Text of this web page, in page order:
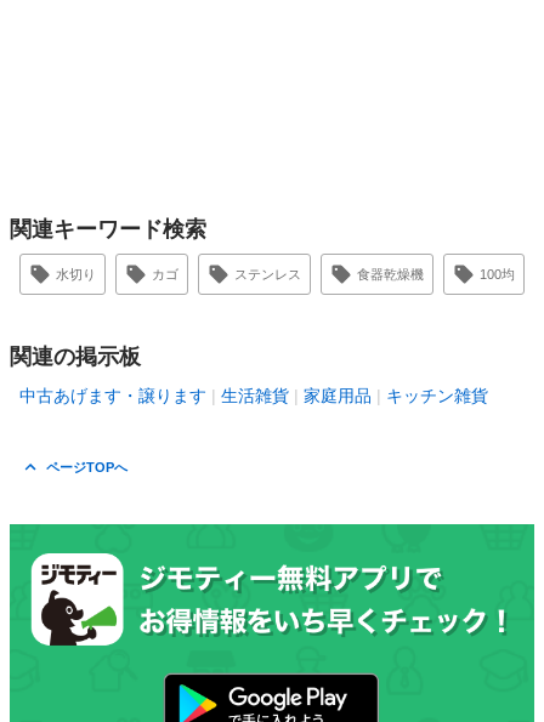
関連キーワード検索
水切り カゴ ステンレス 食器乾燥機 100均
関連の掲示板
中古あげます・譲ります 生活雑貨 家庭用品 キッチン雑貨
ページTOPへ